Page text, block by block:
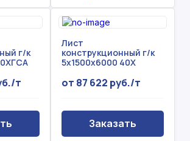
г/к
т
Лист
конструкционный г/к
5х1500х6000 40Х
от 87 622 руб./т
Заказать
смету
сметы. Мы свяжемся с вами в
номер
телефона
бесплатную консультацию по
и актуальным ценам на